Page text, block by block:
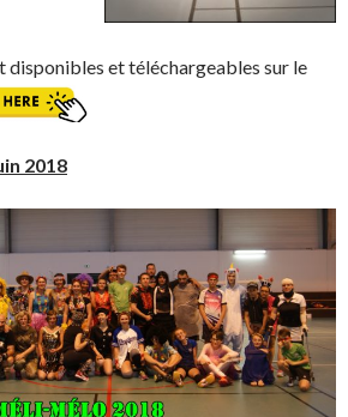
disponibles et téléchargeables sur le
2018